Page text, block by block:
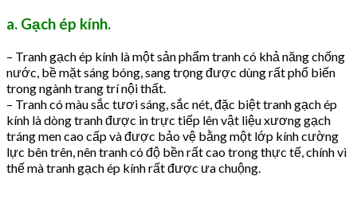
a. Gạch ép kính.
– Tranh gạch ép kính là một sản phẩm tranh có khả năng chống
nước, bề mặt sáng bóng, sang trọng được dùng rất phổ biến
trong ngành trang trí nội thất.
– Tranh có màu sắc tươi sáng, sắc nét, đặc biệt tranh gạch ép
kính là dòng tranh được in trực tiếp lên vật liệu xương gạch
tráng men cao cấp và được bảo vệ bằng một lớp kính cường
lực bên trên, nên tranh có độ bền rất cao trong thực tế, chính vì
thế mà tranh gạch ép kính rất được ưa chuộng.